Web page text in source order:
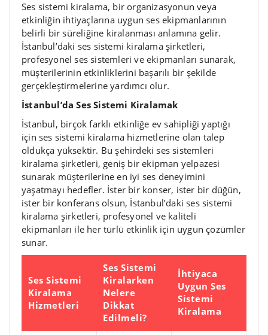
Ses sistemi kiralama, bir organizasyonun veya
etkinliğin ihtiyaçlarına uygun ses ekipmanlarının
belirli bir süreliğine kiralanması anlamına gelir.
İstanbul’daki ses sistemi kiralama şirketleri,
profesyonel ses sistemleri ve ekipmanları sunarak,
müşterilerinin etkinliklerini başarılı bir şekilde
gerçekleştirmelerine yardımcı olur.
İstanbul’da Ses Sistemi Kiralamak
İstanbul, birçok farklı etkinliğe ev sahipliği yaptığı
için ses sistemi kiralama hizmetlerine olan talep
oldukça yüksektir. Bu şehirdeki ses sistemleri
kiralama şirketleri, geniş bir ekipman yelpazesi
sunarak müşterilerine en iyi ses deneyimini
yaşatmayı hedefler. İster bir konser, ister bir düğün,
ister bir konferans olsun, İstanbul’daki ses sistemi
kiralama şirketleri, profesyonel ve kaliteli
ekipmanları ile her türlü etkinlik için uygun çözümler
sunar.
Ses Sistemi
Kiralama
Hizmetleri
Ses Sistemi
Kiralarken
Nelere
Dikkat
Edilmeli?
İhtiyaca
Uygun Ses
Sistemi
Kiralama